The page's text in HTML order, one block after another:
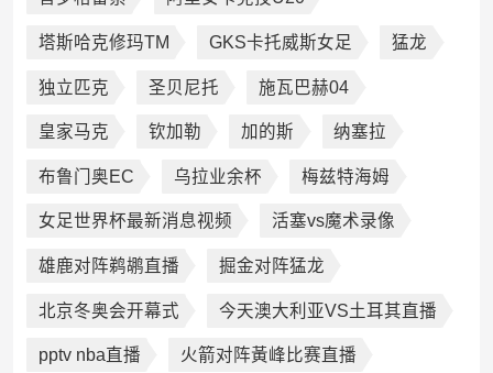
塔斯哈克修玛TM GKS卡托威斯女足 猛龙
独立匹克 圣贝尼托 施瓦巴赫04
皇家马克 钦加勒 加的斯 纳塞拉
布鲁门奥EC 乌拉业余杯 梅兹特海姆
女足世界杯最新消息视频 活塞vs魔术录像
雄鹿对阵鹈鹕直播 掘金对阵猛龙
北京冬奥会开幕式 今天澳大利亚VS土耳其直播
pptv nba直播 火箭对阵黃峰比赛直播